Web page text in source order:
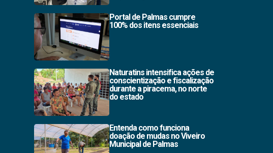
Portal de Palmas cumpre
100% dos itens essenciais
Naturatins intensifica ações de
conscientização e fiscalização
durante a piracema, no norte
do estado
Entenda como funciona
doação de mudas no Viveiro
Municipal de Palmas